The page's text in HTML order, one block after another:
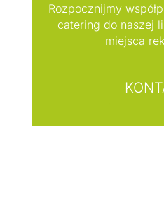
Rozpocznijmy
catering do naszej
miejsca